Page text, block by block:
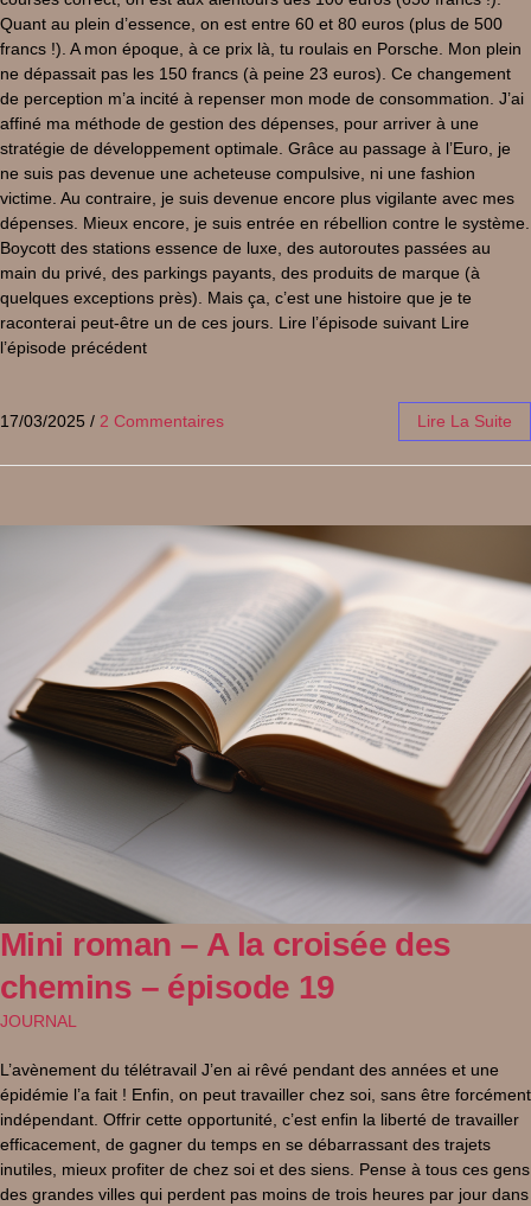
Quant au plein d’essence, on est entre 60 et 80 euros (plus de 500
francs !). A mon époque, à ce prix là, tu roulais en Porsche. Mon plein
ne dépassait pas les 150 francs (à peine 23 euros). Ce changement
de perception m’a incité à repenser mon mode de consommation. J’ai
affiné ma méthode de gestion des dépenses, pour arriver à une
stratégie de développement optimale. Grâce au passage à l’Euro, je
ne suis pas devenue une acheteuse compulsive, ni une fashion
victime. Au contraire, je suis devenue encore plus vigilante avec mes
dépenses. Mieux encore, je suis entrée en rébellion contre le système.
Boycott des stations essence de luxe, des autoroutes passées au
main du privé, des parkings payants, des produits de marque (à
quelques exceptions près). Mais ça, c’est une histoire que je te
raconterai peut-être un de ces jours. Lire l’épisode suivant Lire
l’épisode précédent
17/03/2025 / 2 Commentaires Lire La Suite
Mini roman – A la croisée des
chemins – épisode 19
JOURNAL
L’avènement du télétravail J’en ai rêvé pendant des années et une
épidémie l’a fait ! Enfin, on peut travailler chez soi, sans être forcément
indépendant. Offrir cette opportunité, c’est enfin la liberté de travailler
efficacement, de gagner du temps en se débarrassant des trajets
inutiles, mieux profiter de chez soi et des siens. Pense à tous ces gens
des grandes villes qui perdent pas moins de trois heures par jour dans